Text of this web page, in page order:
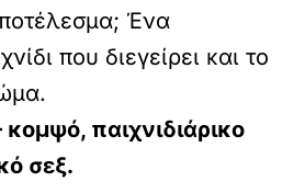
Ένα
που διεγείρει και το
παιχνιδιάρικο
σεξ.